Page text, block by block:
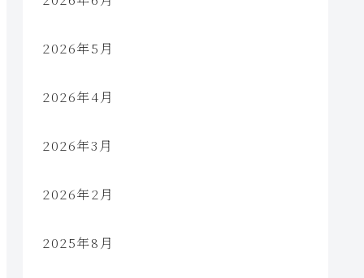
2026年5月
2026年4月
2026年3月
2026年2月
2025年8月